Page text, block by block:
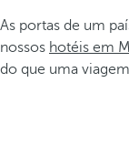
As portas de um
nossos hotéis em
do que uma